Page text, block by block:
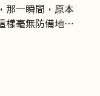
那一瞬間，原本
樣毫無防備地一